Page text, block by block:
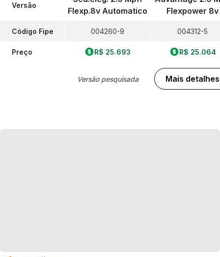
Versão
Código Fipe
Preço
Flexp.8v Automatico
004260-9
R$ 25.693
Versão pesquisada
Flexpower 8v
004312-5
R$ 25.064
Mais detalhes